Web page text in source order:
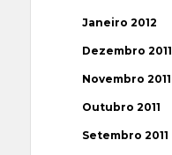
Janeiro 2012
Dezembro 2011
Novembro 2011
Outubro 2011
Setembro 2011